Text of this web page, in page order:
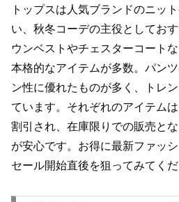
トップスは人気ブランドのニッ
い、秋冬コーデの主役としてお
ウンベストやチェスターコート
本格的なアイテムが多数。パン
ン性に優れたものが多く、トレ
ています。それぞれのアイテム
割引され、在庫限りでの販売と
が安心です。お得に最新ファッ
セール開始直後を狙ってみてくだ